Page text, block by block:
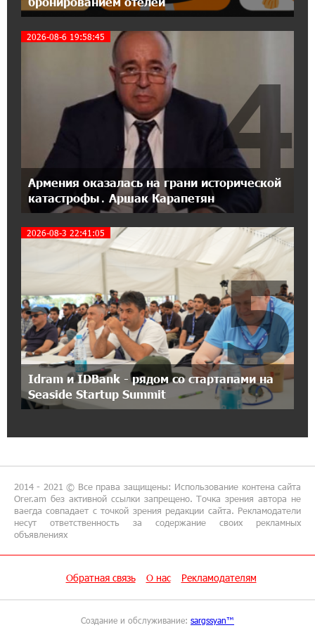
День благодарности клиентам в Ванадзоре:
IDBank
17:07:36 11-07-2026
Пашинян замотивирован уничтожить
Армению․ Аршак Карапетян
14:27:40 11-07-2026
«Мой лес Армения» — бенефициар
инициативы «Сила одного драма» в июле
12:56:04 11-07-2026
Станьте акционером Юнибанка и
воспользуйтесь выгодным инвестиционным
21:45:09 9-07-2026
IDBank предупреждает о мошеннических
звонках от имени пенсионных фондов
15:50:50 9-07-2026
Небольшой французский уголок в Раздане
при сотрудничестве с Конверс МСБ
Предателя Пашиняна нужно скинуть с трона.
Глава МИД Иордании: Подписание мирного
соглашения между Арменией и
2026-08-6 19:58:45
Армения оказалась на грани исторической
катастрофы․ Аршак Карапетян
4
2026-08-3 22:41:05
Idram и IDBank - рядом со стартапами на
Seaside Startup Summit
5
2014 - 2021 © Все права защищены: Использование контена сайта
Orer.am без активной ссылки запрещено. Точка зрения автора не
ваегда совпадает с точкой зрения редакции сайта. Рекламодатели
несут ответственность за содержание своих рекламных
объявлениях
Обратная связь О нас Рекламодателям
Создание и обслуживание: sargssyan™